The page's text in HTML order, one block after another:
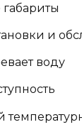
и
воду